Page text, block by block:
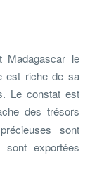
Madagascar le
est riche de sa
Le constat est
des trésors
sont
exportées